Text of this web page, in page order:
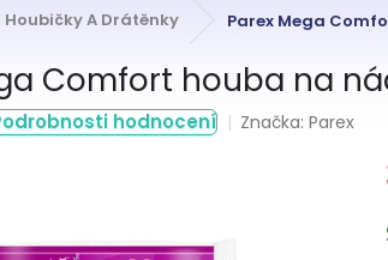
Houbičky A Drátěnky Parex Mega
Comfort houba na
hodnocení Značka:Parex